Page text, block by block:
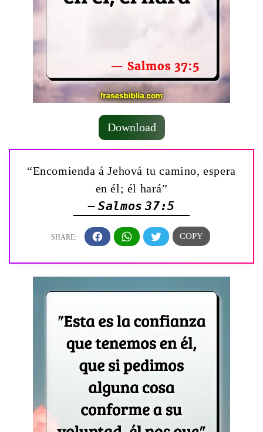
Download
“Encomienda á Jehová tu camino, espera
en él; él hará”
— Salmos 37:5